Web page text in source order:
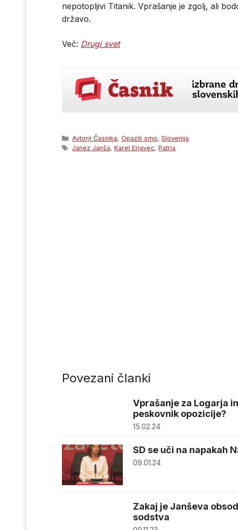
nepotopljivi Titanik. Vprašanje je zgolj, ali
državo.
Več: Drugi svet
Categories
Avtorji Časnika,Opazili smo,Slovenija
Tags
Janez Janša,Karel Erjavec,Patria
Povezani članki
Vprašanje za Logarja
peskovnik opozicije?
15.02.24
SD se uči na napakah
09.01.24
Zakaj je Janševa
sodstva